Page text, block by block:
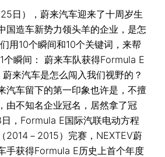
日），蔚来汽车迎来了十周岁生
国造车新势力领头羊的企业，是怎
用10个瞬间和10个关键词，来帮
个瞬间： 蔚来车队获得Formula E
来汽车是怎么闯入我们视野的？
汽车留下的第一印象也许是，不擅
由不知名企业冠名，居然拿了冠
，Formula E国际汽联电动方程
2014－2015）完赛，NEXTEV蔚
手获得Formula E历史上首个年度